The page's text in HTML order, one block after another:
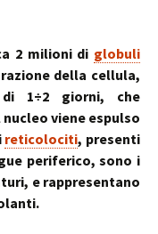
2 milioni di globuli
della cellula,
1÷2 giorni, che
nucleo viene espulso
reticolociti, presenti
periferico, sono i
e rappresentano